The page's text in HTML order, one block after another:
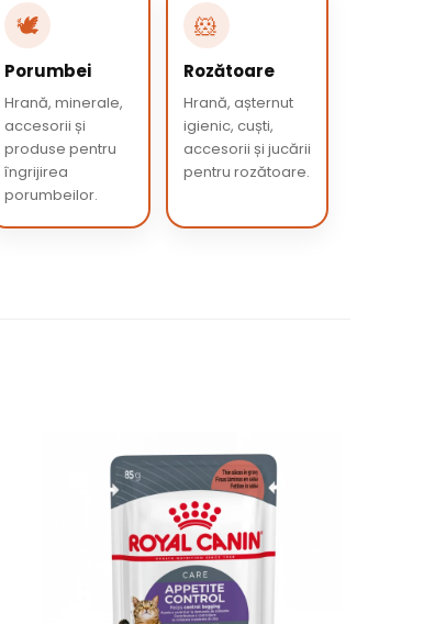
🕊️
Porumbei
Hrană, minerale,
accesorii și
produse pentru
îngrijirea
porumbeilor.
🐹
Rozătoare
Hrană, așternut
igienic, cuști,
accesorii și jucării
pentru rozătoare.